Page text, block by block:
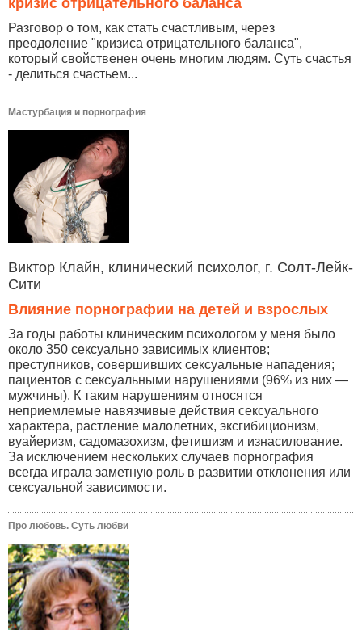
кризис отрицательного баланса
Разговор о том, как стать счастливым, через
преодоление "кризиса отрицательного баланса",
который свойственен очень многим людям. Суть счастья
- делиться счастьем...
Мастурбация и порнография
Виктор Клайн, клинический психолог, г. Солт-Лейк-
Сити
Влияние порнографии на детей и взрослых
За годы работы клиническим психологом у меня было
около 350 сексуально зависимых клиентов;
преступников, совершивших сексуальные нападения;
пациентов с сексуальными нарушениями (96% из них —
мужчины). К таким нарушениям относятся
неприемлемые навязчивые действия сексуального
характера, растление малолетних, эксгибиционизм,
вуайеризм, садомазохизм, фетишизм и изнасилование.
За исключением нескольких случаев порнография
всегда играла заметную роль в развитии отклонения или
сексуальной зависимости.
Про любовь. Суть любви